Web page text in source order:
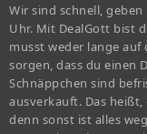
Wir sind schnell,
Uhr. Mit DealGott bist
musst weder lange auf
sorgen, dass du einen
Schnäppchen sind
ausverkauft. Das
denn sonst ist alles